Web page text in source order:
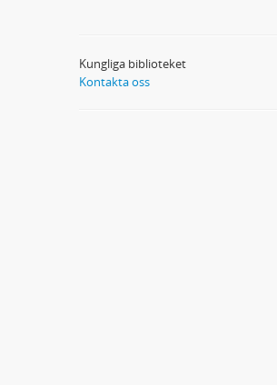
Kungliga biblioteket
Kontakta oss